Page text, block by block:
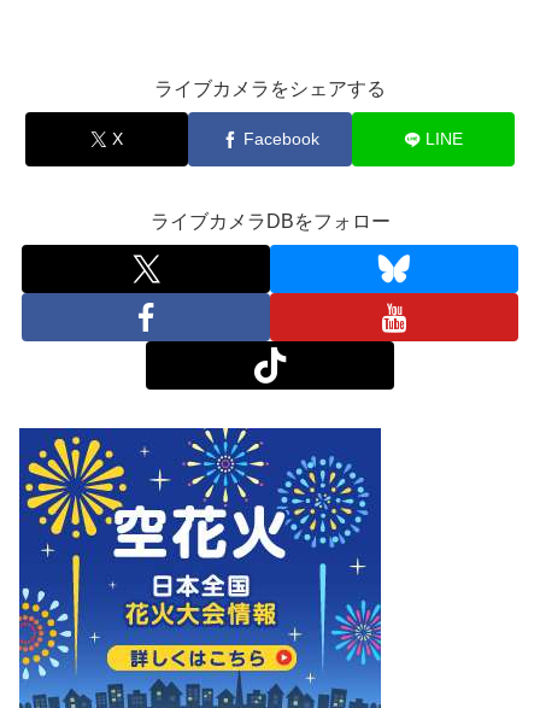
ライブカメラをシェアする
X Facebook LINE
ライブカメラDBをフォロー